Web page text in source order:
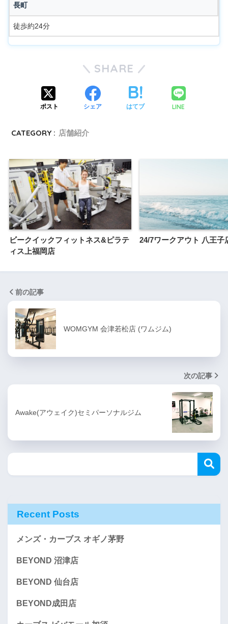
長町
徒歩約24分
SHARE
ポスト シェア はてブ LINE
CATEGORY : 店舗紹介
ビークイックフィットネス&ピラテ
ィス上福岡店
24/7ワークアウト 八王子
前の記事
WOMGYM 会津若松店 (ワムジム)
次の記事
Awake(アウェイク)セミパーソナルジム
Recent Posts
メンズ・カーブス オギノ茅野
BEYOND 沼津店
BEYOND 仙台店
BEYOND成田店